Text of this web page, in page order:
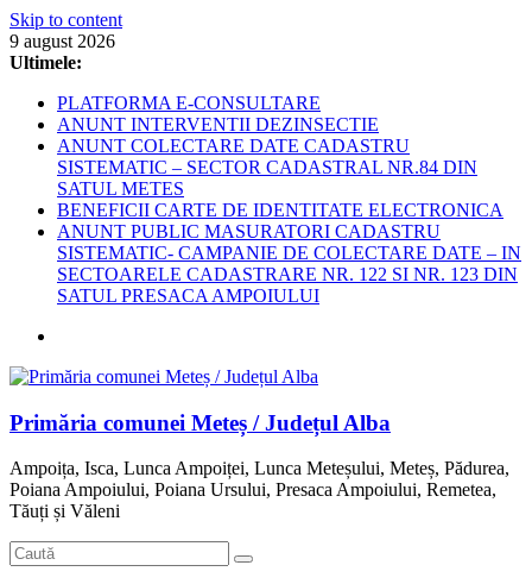
Skip to content
9 august 2026
Ultimele:
PLATFORMA E-CONSULTARE
ANUNT INTERVENTII DEZINSECTIE
ANUNT COLECTARE DATE CADASTRU
SISTEMATIC – SECTOR CADASTRAL NR.84 DIN
SATUL METES
BENEFICII CARTE DE IDENTITATE ELECTRONICA
ANUNT PUBLIC MASURATORI CADASTRU
SISTEMATIC- CAMPANIE DE COLECTARE DATE – IN
SECTOARELE CADASTRARE NR. 122 SI NR. 123 DIN
SATUL PRESACA AMPOIULUI
Primăria comunei Meteș / Județul Alba
Ampoița, Isca, Lunca Ampoiței, Lunca Meteșului, Meteș, Pădurea,
Poiana Ampoiului, Poiana Ursului, Presaca Ampoiului, Remetea,
Tăuți și Văleni